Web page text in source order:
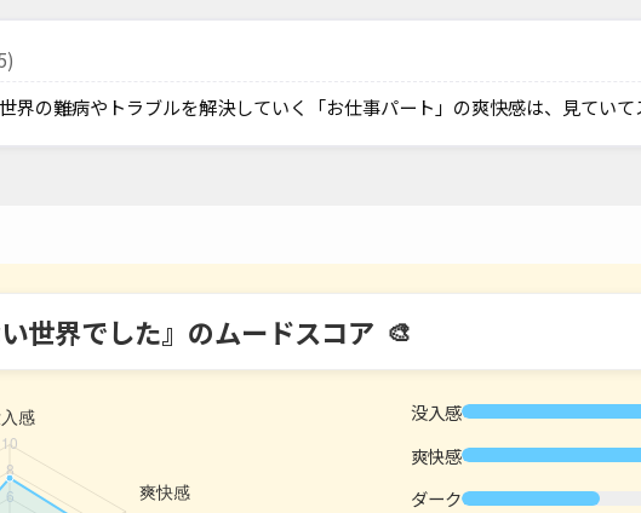
界の難病やトラブルを解決していく「お仕事パート」の爽快感は、見ていて
世界でした』のムードスコア
没入感
爽快感
ダーク